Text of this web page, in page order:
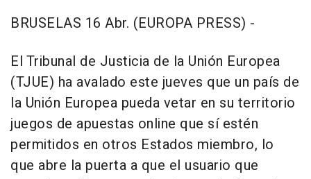
BRUSELAS 16 Abr. (EUROPA PRESS) -
El Tribunal de Justicia de la Unión Europea
(TJUE) ha avalado este jueves que un país de
la Unión Europea pueda vetar en su territorio
juegos de apuestas online que sí estén
permitidos en otros Estados miembro, lo
que abre la puerta a que el usuario que